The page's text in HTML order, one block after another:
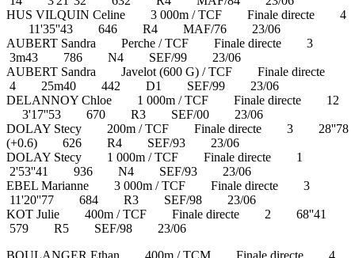
HUS VILQUIN Celine 3 000m / TCF Finale directe 4
11'35''43 646 R4 MAF/76 23/06
AUBERT Sandra Perche / TCF Finale directe 3
3m43 786 N4 SEF/99 23/06
AUBERT Sandra Javelot (600 G) / TCF Finale directe
4 25m40 442 D1 SEF/99 23/06
DELANNOY Chloe 1 000m / TCF Finale directe 12
3'17''53 670 R3 SEF/00 23/06
DOLAY Stecy 200m / TCF Finale directe 3 28''78
(+0.6) 626 R4 SEF/93 23/06
DOLAY Stecy 1 000m / TCF Finale directe 1
2'53''41 936 N4 SEF/93 23/06
EBEL Marianne 3 000m / TCF Finale directe 3
11'20''77 684 R3 SEF/98 23/06
KOT Julie 400m / TCF Finale directe 2 68''41
579 R5 SEF/98 23/06
BOULANGER Ethan 400m / TCM Finale directe 4